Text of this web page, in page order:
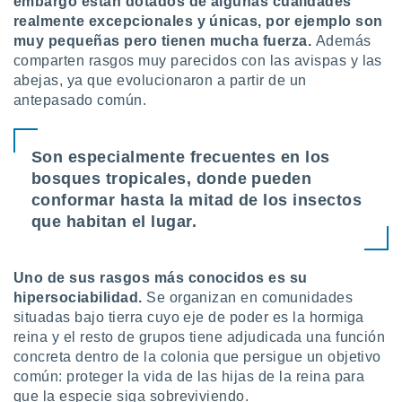
utilizar
contenido
medir el
el
de
o a través
de
de
de
realmente excepcionales y únicas, por ejemplo son
muy pequeñas pero tienen mucha fuerza. Además
comparten rasgos muy parecidos con las avispas y las
abejas, ya que evolucionaron a partir de un
antepasado común.
Son especialmente frecuentes en los
bosques tropicales, donde pueden
conformar hasta la mitad de los insectos
que habitan el lugar.
Uno de sus rasgos más conocidos es su
hipersociabilidad. Se organizan en comunidades
situadas bajo tierra cuyo eje de poder es la hormiga
reina y el resto de grupos tiene adjudicada una función
concreta dentro de la colonia que persigue un objetivo
común: proteger la vida de las hijas de la reina para
que la especie siga sobreviviendo.